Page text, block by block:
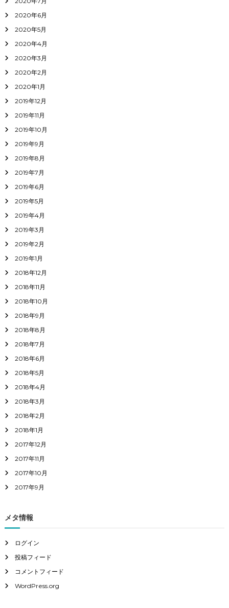
2020年6月
2020年5月
2020年4月
2020年3月
2020年2月
2020年1月
2019年12月
2019年11月
2019年10月
2019年9月
2019年8月
2019年7月
2019年6月
2019年5月
2019年4月
2019年3月
2019年2月
2019年1月
2018年12月
2018年11月
2018年10月
2018年9月
2018年8月
2018年7月
2018年6月
2018年5月
2018年4月
2018年3月
2018年2月
2018年1月
2017年12月
2017年11月
2017年10月
2017年9月
メタ情報
ログイン
投稿フィード
コメントフィード
WordPress.org